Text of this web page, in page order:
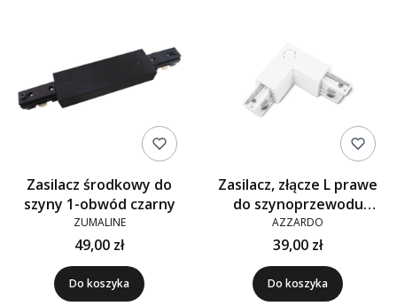
Zasilacz środkowy do
szyny 1-obwód czarny
ZUMALINE
49,00 zł
Do koszyka
Zasilacz, złącze L prawe
do szynoprzewodu
TRACK 3LINE L RIGHT
AZZARDO
39,00 zł
Do koszyka